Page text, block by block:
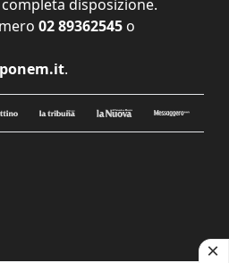
disposizione.
02 89362545 o
.